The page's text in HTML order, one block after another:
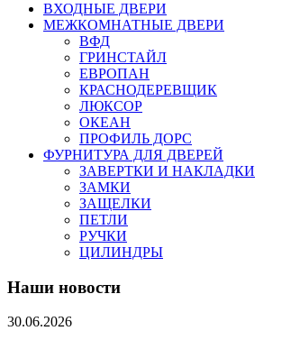
ВХОДНЫЕ ДВЕРИ
МЕЖКОМНАТНЫЕ ДВЕРИ
ВФД
ГРИНСТАЙЛ
ЕВРОПАН
КРАСНОДЕРЕВЩИК
ЛЮКСОР
ОКЕАН
ПРОФИЛЬ ДОРС
ФУРНИТУРА ДЛЯ ДВЕРЕЙ
ЗАВЕРТКИ И НАКЛАДКИ
ЗАМКИ
ЗАЩЕЛКИ
ПЕТЛИ
РУЧКИ
ЦИЛИНДРЫ
Наши новости
30.06.2026